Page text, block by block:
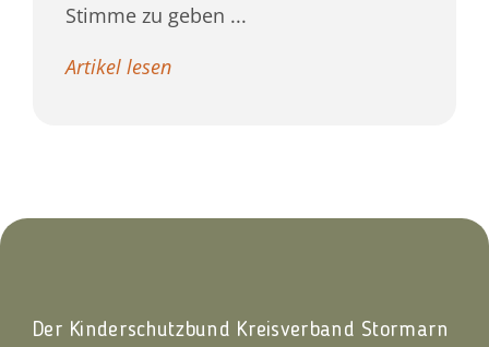
Stimme zu geben ...
Artikel lesen
Der Kinderschutzbund Kreisverband Stormarn